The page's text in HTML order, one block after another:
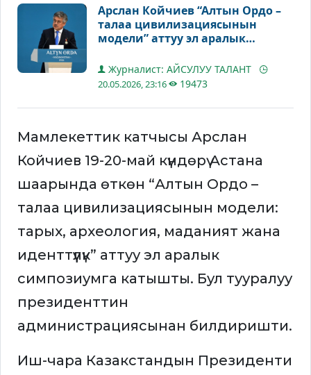
Арслан Койчиев “Алтын Ордо –
талаа цивилизациясынын
модели” аттуу эл аралык
Журналист: АЙСУЛУУ ТАЛАНТ
20.05.2026, 23:16 19473
Мамлекеттик катчысы Арслан
Койчиев 19-20-май күндөрү Астана
шаарында өткөн “Алтын Ордо –
талаа цивилизациясынын модели:
тарых, археология, маданият жана
иденттүүлүк” аттуу эл аралык
симпозиумга катышты. Бул тууралуу
президенттин
администрациясынан билдиришти.
Иш-чара Казакстандын Президенти